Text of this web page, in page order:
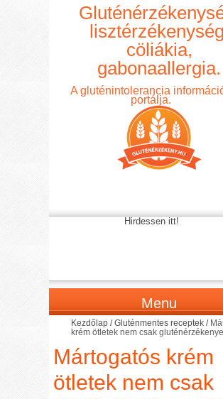
cöliákia,
gabonaallergia.
A gluténintolerancia
portálja.
Hirdessen itt!
Menu
Kezdőlap /Gluténmentes receptek /
krém ötletek nem csak
Mártogatós krém
ötletek nem csak